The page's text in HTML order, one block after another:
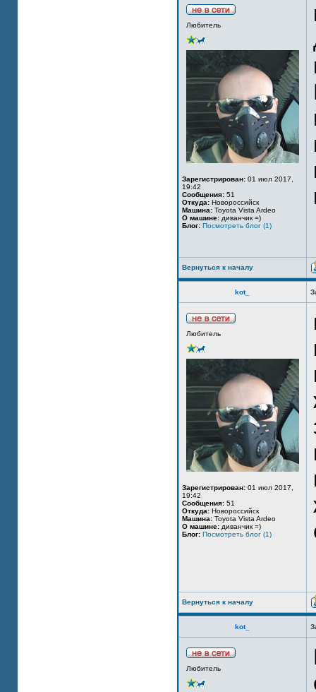
Любитель
Зарегистрирован: 01 июл 2017,
19:42
Сообщения: 51
Откуда: Новороссийск
Машина: Toyota Vista Ardeo
О машине: диванчик =)
Блог: Посмотреть блог (1)
Вернуться к началу
kot_
Любитель
Зарегистрирован: 01 июл 2017,
19:42
Сообщения: 51
Откуда: Новороссийск
Машина: Toyota Vista Ardeo
О машине: диванчик =)
Блог: Посмотреть блог (1)
Вернуться к началу
kot_
Любитель